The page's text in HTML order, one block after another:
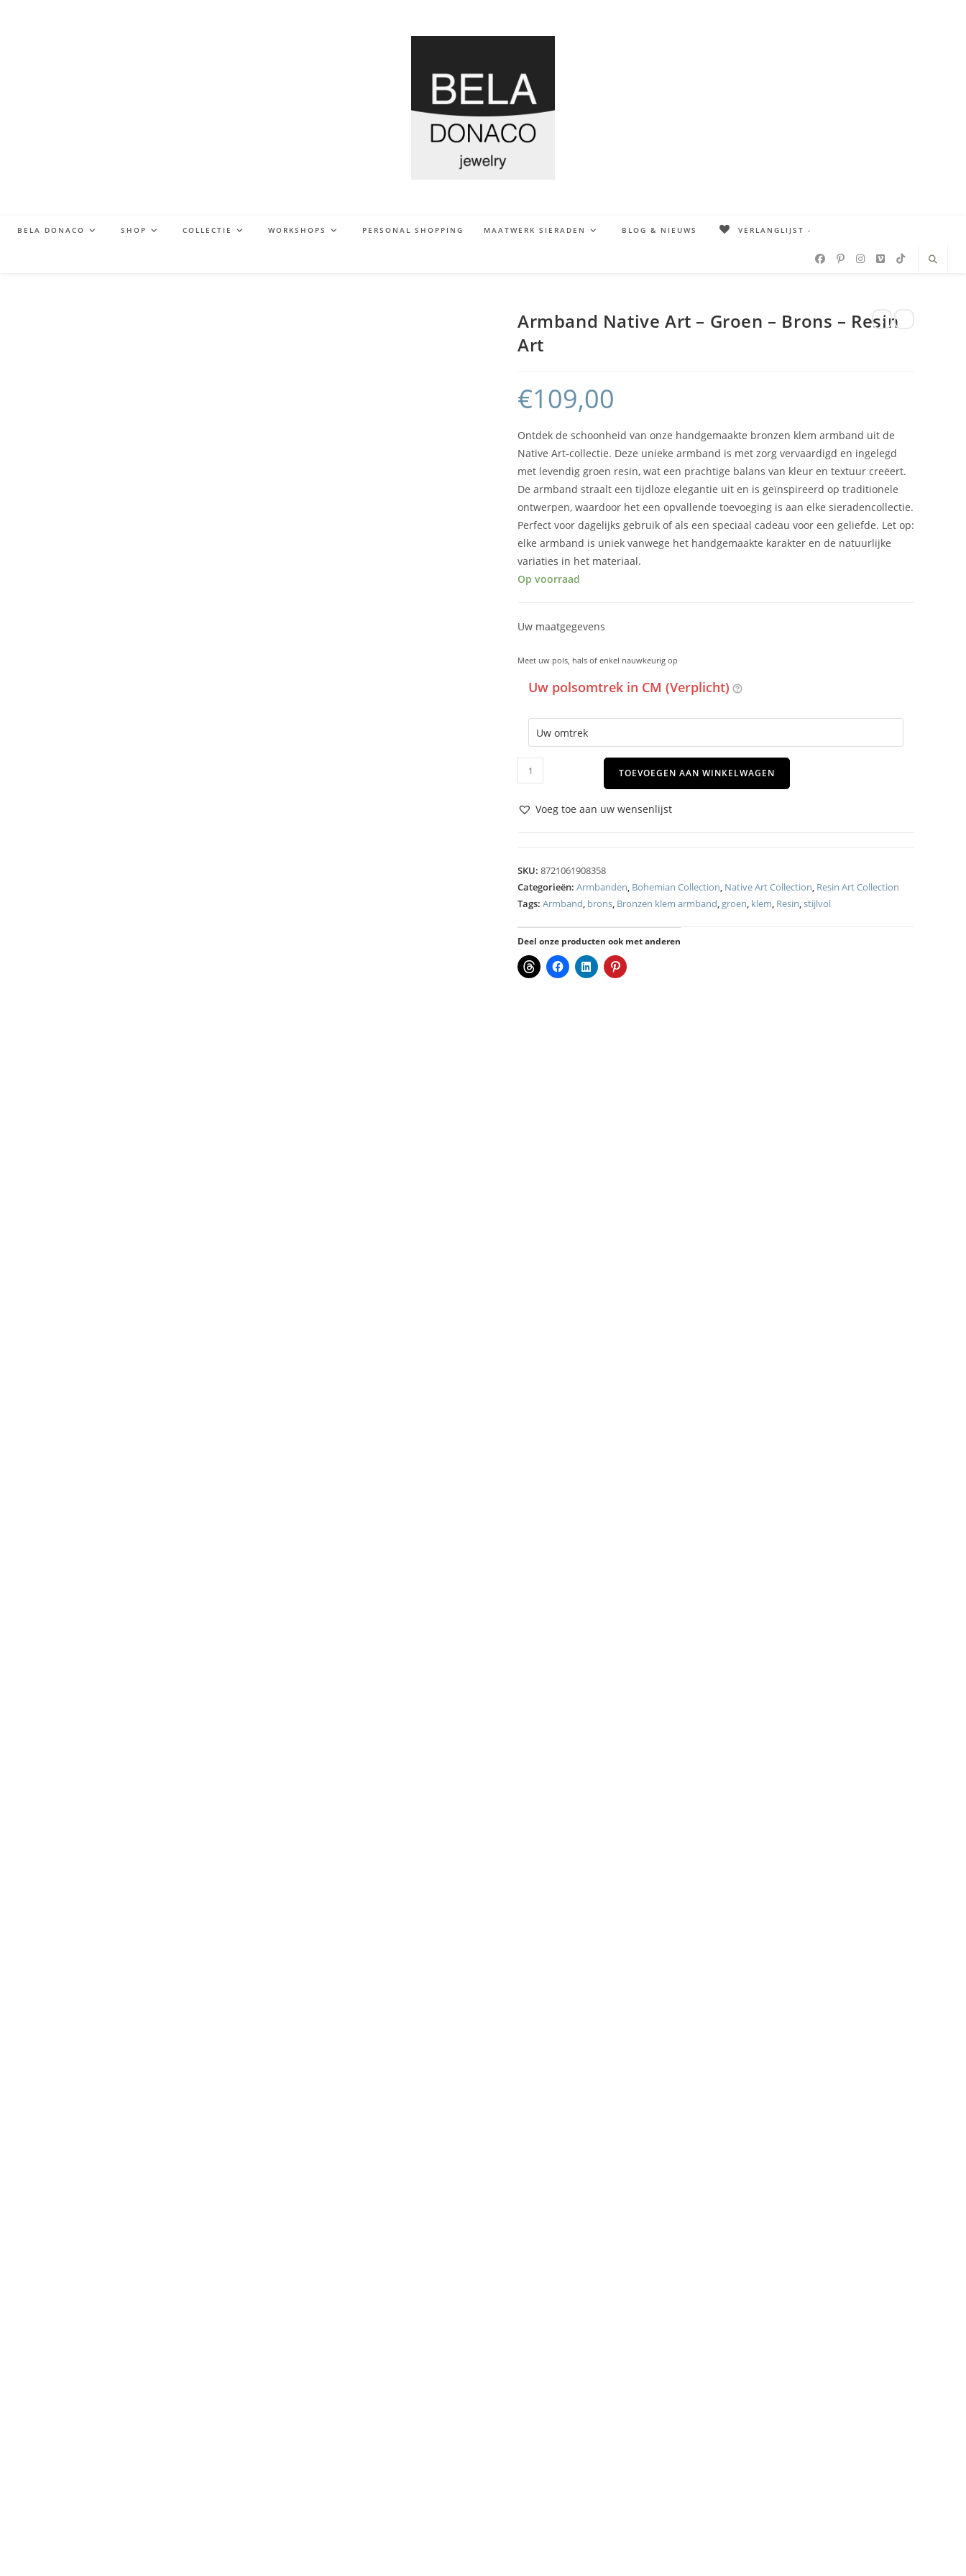
BELA DONACO SHOP COLLECTIE WORKSHOPS PERSONAL SHOPPING MAATWERK SIERADEN BLOG & NIEUWS VERLANGLIJST -
Armband Native Art – Groen – Brons – Resin
Art
€109,00
Ontdek de schoonheid van onze handgemaakte bronzen klem armband uit de
Native Art-collectie. Deze unieke armband is met zorg vervaardigd en ingelegd
met levendig groen resin, wat een prachtige balans van kleur en textuur creëert.
De armband straalt een tijdloze elegantie uit en is geïnspireerd op traditionele
ontwerpen, waardoor het een opvallende toevoeging is aan elke sieradencollectie.
Perfect voor dagelijks gebruik of als een speciaal cadeau voor een geliefde. Let op:
elke armband is uniek vanwege het handgemaakte karakter en de natuurlijke
variaties in het materiaal.
Op voorraad
Uw maatgegevens
Meet uw pols, hals of enkel nauwkeurig op
Uw polsomtrek in CM (Verplicht)
TOEVOEGEN AAN WINKELWAGEN
Voeg toe aan uw wensenlijst
SKU: 8721061908358
Categorieën: Armbanden, Bohemian Collection, Native Art Collection, Resin Art Collection
Tags: Armband, brons, Bronzen klem armband, groen, klem, Resin,stijlvol
Deel onze producten ook met anderen